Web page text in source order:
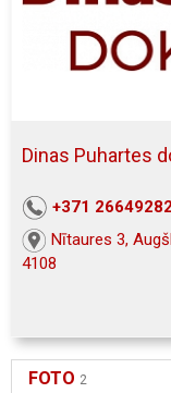
Dinas Puhartes
+371 26649282
Nītaures 3,
4108
FOTO 2